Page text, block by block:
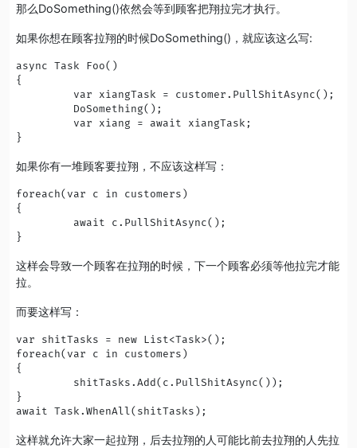
那么DoSomething()依然会等到顾客把翔拉完才执行。
如果你想在顾客拉翔的时候DoSomething()，就应该这么写:
async Task Foo()
{
}
如果你有一堆顾客要拉翔，不应该这样写：
foreach(var c in customers)
{
}
这样会导致一个顾客在拉翔的时候，下一个顾客必须等他拉完才能
拉。
而要这样写：
var shitTasks = new List<Task>();
foreach(var c in customers)
{
}
await Task.WhenAll(shitTasks);
这样就允许大家一起拉翔，后去拉翔的人可能比前去拉翔的人先拉